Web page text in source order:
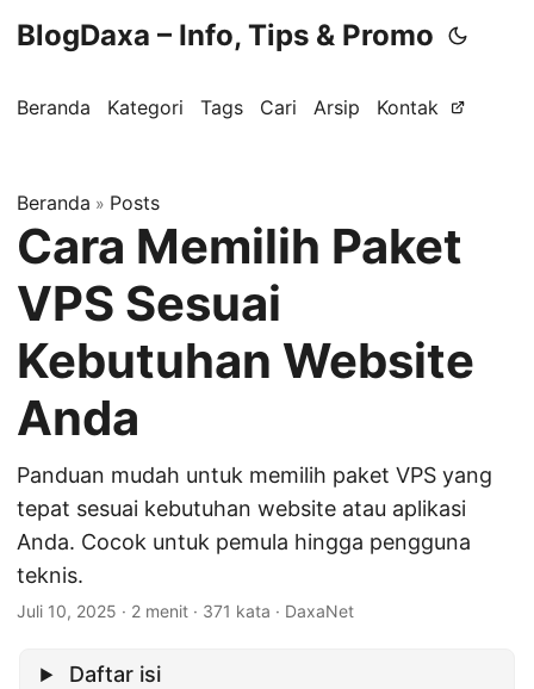
BlogDaxa – Info, Tips & Promo
Beranda Kategori Tags Cari Arsip Kontak
Beranda » Posts
Cara Memilih Paket
VPS Sesuai
Kebutuhan Website
Anda
Panduan mudah untuk memilih paket VPS yang
tepat sesuai kebutuhan website atau aplikasi
Anda. Cocok untuk pemula hingga pengguna
teknis.
Juli 10, 2025 · 2 menit · 371 kata · DaxaNet
Daftar isi